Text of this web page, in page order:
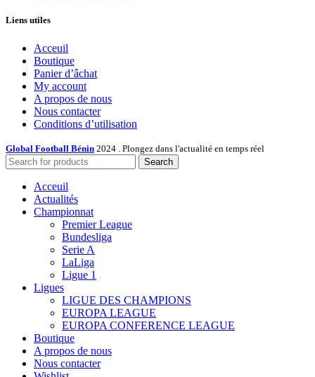
Liens utiles
Acceuil
Boutique
Panier d’âchat
My account
A propos de nous
Nous contacter
Conditions d’utilisation
Global Football Bénin 2024 . Plongez dans l'actualité en temps réel
Search
Acceuil
Actualités
Championnat
Premier League
Bundesliga
Serie A
LaLiga
Ligue 1
Ligues
LIGUE DES CHAMPIONS
EUROPA LEAGUE
EUROPA CONFERENCE LEAGUE
Boutique
A propos de nous
Nous contacter